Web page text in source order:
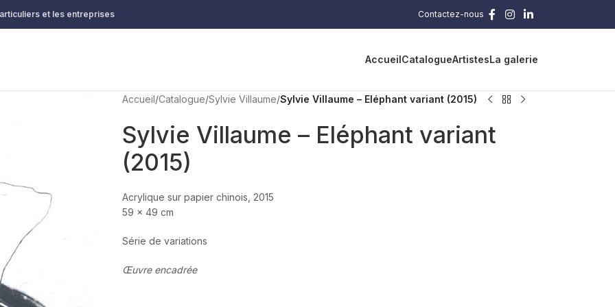
et les entreprises Contactez-nous
AccueilCatalogueArtistesLa galerie
Accueil/Catalogue/Sylvie Villaume/Sylvie Villaume – Eléphant variant (2015)
Sylvie Villaume – Eléphant variant
(2015)
Acrylique sur papier chinois, 2015
59 x 49 cm
Série de variations
Œuvre encadrée